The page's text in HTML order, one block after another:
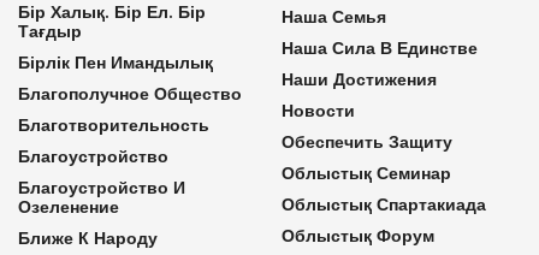
Бір Халық. Бір Ел. Бір
Тағдыр
Бірлік Пен Имандылық
Благополучное Общество
Благотворительность
Благоустройство
Благоустройство И
Озеленение
Ближе К Народу
Наша Семья
Наша Сила В Единстве
Наши Достижения
Новости
Обеспечить Защиту
Облыстық Семинар
Облыстық Спартакиада
Облыстық Форум